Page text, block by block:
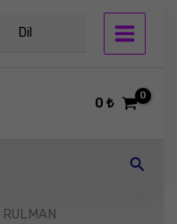
Dil
0₺
Arama